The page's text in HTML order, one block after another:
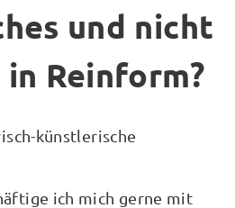
und nicht
in Reinform?
künstlerische
ich mich gerne mit